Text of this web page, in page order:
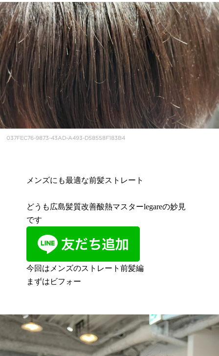
037FEC76-9873-43AD-A493-D58558F183B4
メンズにも最適な前髪ストレート
どうも広島髪質改善酸熱マスターlegareの妙見
です
今回はメンズのストレート前髪編
まずはビフォー